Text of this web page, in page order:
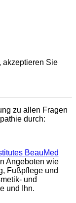
akzeptieren Sie
zu allen Fragen
durch:
BeauMed
Angeboten wie
Fußpflege und
und
und Ihn.